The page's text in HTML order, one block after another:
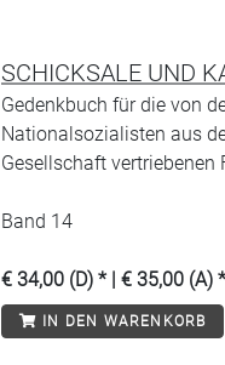
SCHICKSALE UND
Gedenkbuch für die von
Nationalsozialisten aus
Gesellschaft vertriebenen
Band 14
€ 34,00 (D) * | € 35,00 (A) *
IN DEN WARENKORB